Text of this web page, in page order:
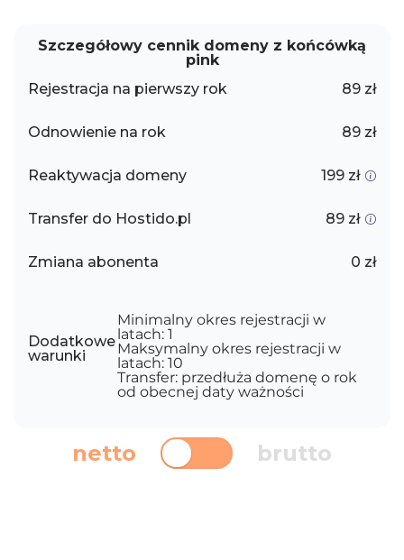
Szczegółowy cennik domeny z końcówką
pink
Rejestracja na pierwszy rok
89 zł
Odnowienie na rok 89 zł
Reaktywacja domeny 199 zł
Transfer do Hostido.pl 89 zł
Zmiana abonenta 0 zł
Dodatkowe
warunki
Minimalny okres rejestracji w
latach: 1
Maksymalny okres rejestracji w
latach: 10
Transfer: przedłuża domenę o rok
od obecnej daty ważności
netto brutto